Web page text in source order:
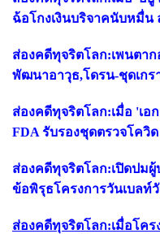
ฉ้อโกงเงินบริจาคนับหมื่น
ส่องคดีทุจริตโลก:เพนตาก
พัฒนาอาวุธ,โดรน-ชุดเกร
ส่องคดีทุจริตโลก:เมื่อ 'เอ
FDA รับรองชุดตรวจโควิด
ส่องคดีทุจริตโลก:เปิดปม
ข้อพิรุธโครงการวันเบลท์
ส่องคดีทุจริตโลก:เมื่อโคร